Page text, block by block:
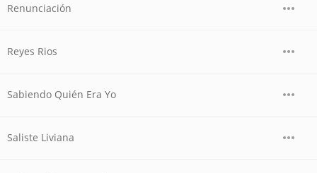
Renunciación
Reyes Rios
Sabiendo Quién Era Yo
Saliste Liviana